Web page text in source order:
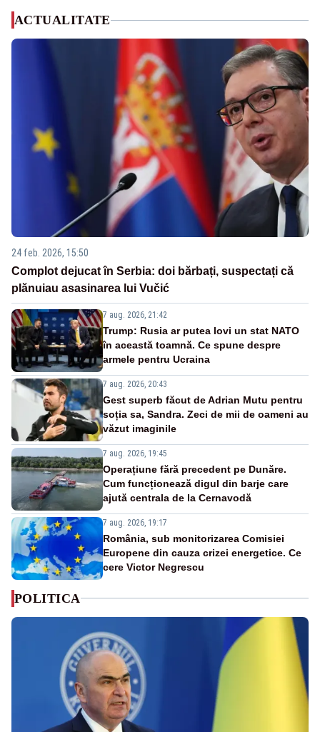
ACTUALITATE
24 feb. 2026, 15:50
Complot dejucat în Serbia: doi bărbați, suspectați că
plănuiau asasinarea lui Vučić
7 aug. 2026, 21:42
Trump: Rusia ar putea lovi un stat NATO
în această toamnă. Ce spune despre
armele pentru Ucraina
7 aug. 2026, 20:43
Gest superb făcut de Adrian Mutu pentru
soția sa, Sandra. Zeci de mii de oameni au
văzut imaginile
7 aug. 2026, 19:45
Operațiune fără precedent pe Dunăre.
Cum funcționează digul din barje care
ajută centrala de la Cernavodă
7 aug. 2026, 19:17
România, sub monitorizarea Comisiei
Europene din cauza crizei energetice. Ce
cere Victor Negrescu
POLITICA